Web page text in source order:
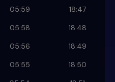
05:59
18:47
05:58
18:48
05:56
18:49
05:55
18:50